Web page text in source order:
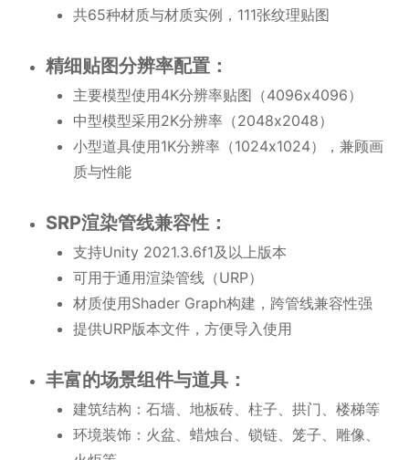
共65种材质与材质实例，111张纹理贴图
精细贴图分辨率配置：
主要模型使用4K分辨率贴图（4096x4096）
中型模型采用2K分辨率（2048x2048）
小型道具使用1K分辨率（1024x1024），兼顾画
质与性能
SRP渲染管线兼容性：
支持Unity 2021.3.6f1及以上版本
可用于通用渲染管线（URP）
材质使用Shader Graph构建，跨管线兼容性强
提供URP版本文件，方便导入使用
丰富的场景组件与道具：
建筑结构：石墙、地板砖、柱子、拱门、楼梯等
环境装饰：火盆、蜡烛台、锁链、笼子、雕像、